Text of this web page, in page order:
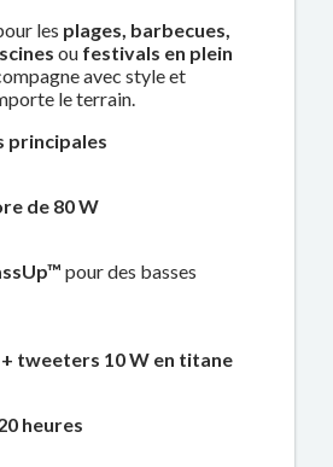
les plages, barbecues,
ou festivals en plein
avec style et
le terrain.
principales
de 80 W
pour des basses
tweeters 10 W en titane
heures